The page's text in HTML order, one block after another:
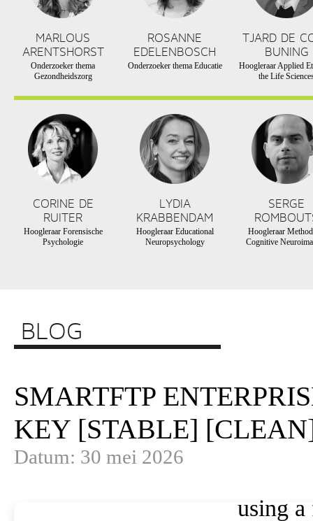
MARLOUS
ARENTSHORST
Onderzoeker thema
Gezondheidszorg
ROSANNE
EDELENBOSCH
Onderzoeker thema Educatie
TJARD DE
BUNING
Hoogleraar Applied
the Life
CORINE DE
RUITER
Hoogleraar Forensische
Psychologie
LYDIA
KRABBENDAM
Hoogleraar Educational
Neuropsychology
SERGE
Hoogleraar
Cognitive
BLOG
SMARTFTP
KEY [STABLE]
Datum: 30 mei 2026
using